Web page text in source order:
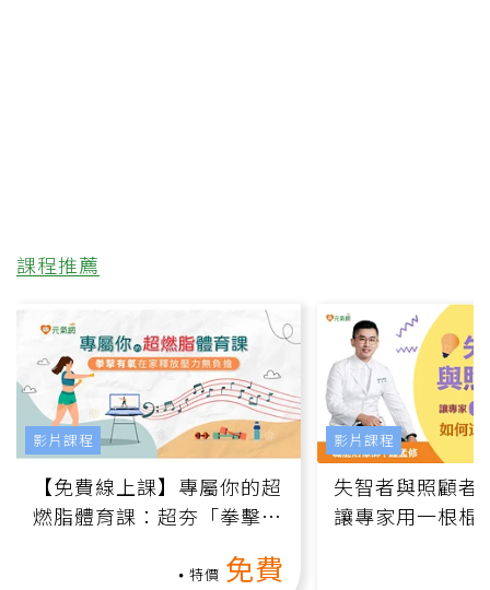
課程推薦
【免費線上課】專屬你的超
燃脂體育課：超夯「拳擊有
特價 免費
影片課程
失智者與照顧者
讓專家用一根棍
影片課程